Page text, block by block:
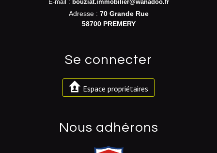
E-mail : bouziat.immobilier@wanadoo.fr
Adresse : 70 Grande Rue
58700 PREMERY
se connecter
Espace propriétaires
nous adhérons